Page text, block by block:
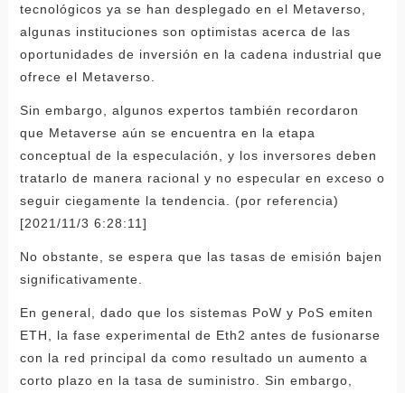
tecnológicos ya se han desplegado en el Metaverso,
algunas instituciones son optimistas acerca de las
oportunidades de inversión en la cadena industrial que
ofrece el Metaverso.
Sin embargo, algunos expertos también recordaron
que Metaverse aún se encuentra en la etapa
conceptual de la especulación, y los inversores deben
tratarlo de manera racional y no especular en exceso o
seguir ciegamente la tendencia. (por referencia)
[2021/11/3 6:28:11]
No obstante, se espera que las tasas de emisión bajen
significativamente.
En general, dado que los sistemas PoW y PoS emiten
ETH, la fase experimental de Eth2 antes de fusionarse
con la red principal da como resultado un aumento a
corto plazo en la tasa de suministro. Sin embargo,